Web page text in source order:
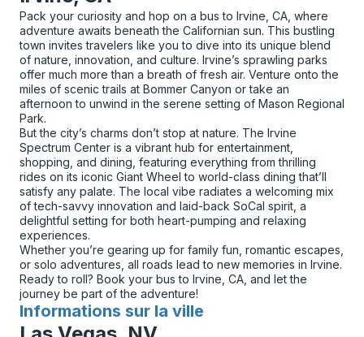
Pack your curiosity and hop on a bus to Irvine, CA, where
adventure awaits beneath the Californian sun. This bustling
town invites travelers like you to dive into its unique blend
of nature, innovation, and culture. Irvine’s sprawling parks
offer much more than a breath of fresh air. Venture onto the
miles of scenic trails at Bommer Canyon or take an
afternoon to unwind in the serene setting of Mason Regional
Park.
But the city’s charms don’t stop at nature. The Irvine
Spectrum Center is a vibrant hub for entertainment,
shopping, and dining, featuring everything from thrilling
rides on its iconic Giant Wheel to world-class dining that’ll
satisfy any palate. The local vibe radiates a welcoming mix
of tech-savvy innovation and laid-back SoCal spirit, a
delightful setting for both heart-pumping and relaxing
experiences.
Whether you’re gearing up for family fun, romantic escapes,
or solo adventures, all roads lead to new memories in Irvine.
Ready to roll? Book your bus to Irvine, CA, and let the
journey be part of the adventure!
Informations sur la ville
pour